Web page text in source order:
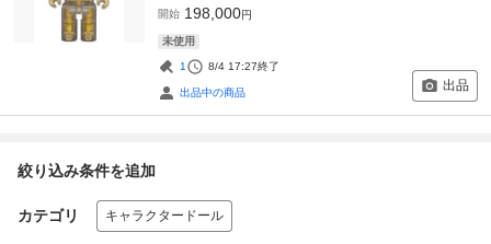
開始 198,000円
未使用
1 8/4 17:27終了
出品中の商品 出品
絞り込み条件を追加
カテゴリ キャラクタードール